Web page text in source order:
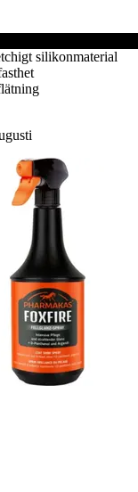
silikonmaterial